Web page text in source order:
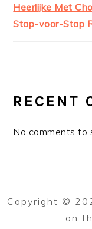
Heerlijke Met
Stap-voor-Stap
RECENT
No comments to
Copyright ©
on